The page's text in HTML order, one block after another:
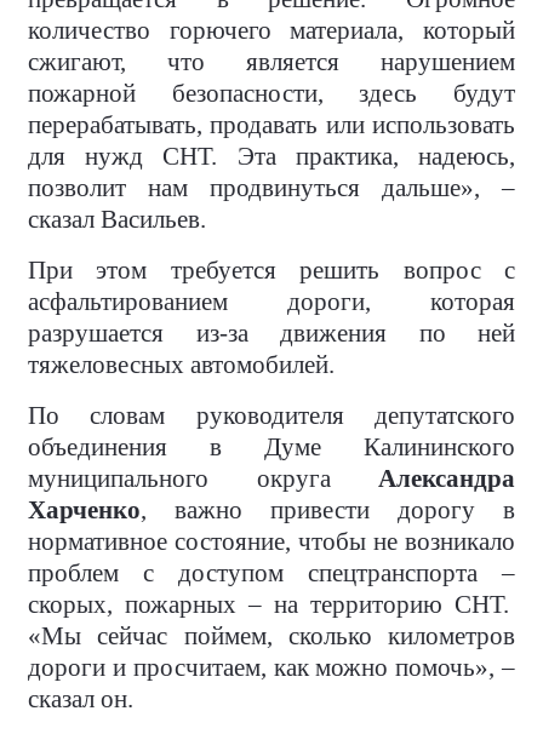
количество горючего материала, который
сжигают, что является нарушением
пожарной безопасности, здесь будут
перерабатывать, продавать или использовать
для нужд СНТ. Эта практика, надеюсь,
позволит нам продвинуться дальше», –
сказал Васильев.
При этом требуется решить вопрос с
асфальтированием дороги, которая
разрушается из-за движения по ней
тяжеловесных автомобилей.
По словам руководителя депутатского
объединения в Думе Калининского
муниципального округа Александра
Харченко, важно привести дорогу в
нормативное состояние, чтобы не возникало
проблем с доступом спецтранспорта –
скорых, пожарных – на территорию СНТ.
«Мы сейчас поймем, сколько километров
дороги и просчитаем, как можно помочь», –
сказал он.